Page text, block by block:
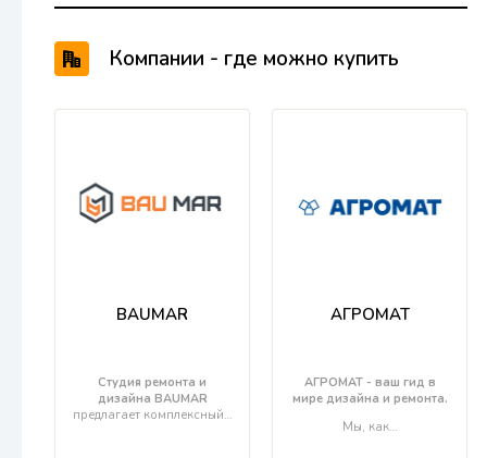
Компании - где можно купить
BAUMAR
Студия ремонта и
дизайна BAUMAR
предлагает комплексный…
АГРОМАТ
АГРОМАТ - ваш гид в
мире дизайна и ремонта.
Мы, как…